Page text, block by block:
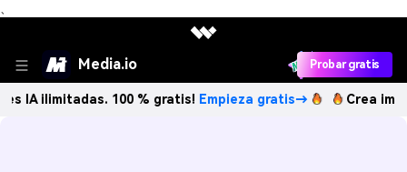
、
Media.io Probar gratis
100 % gratis!Empieza gratis→ Crea imágenes IA